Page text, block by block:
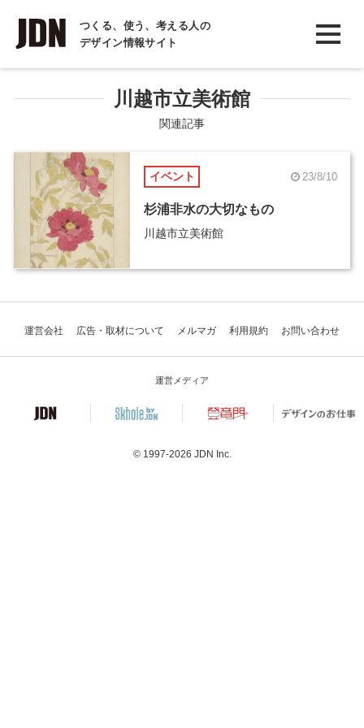
つくる、使う、考える人の
デザイン情報サイト
INTERVIEW
インタビュー
REPORT
COLUMN
コラム
川越市立美術館
関連記事
イベント 23/8/10
杉浦非水の大切なもの
川越市立美術館
運営会社 広告・取材について メルマガ 利用規約 お問い合わせ
運営メディア
© 1997-2026 JDN Inc.